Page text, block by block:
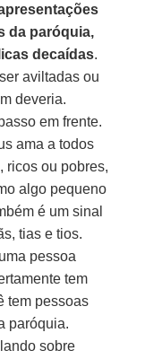
da paróquia,
decaídas.
aviltadas ou
deveria.
em frente.
ama a todos
ricos ou pobres,
algo pequeno
é um sinal
tias e tios.
pessoa
tem
tem pessoas
paróquia.
sobre